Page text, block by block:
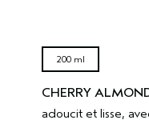
200 ml
CHERRY
adoucit et lisse,